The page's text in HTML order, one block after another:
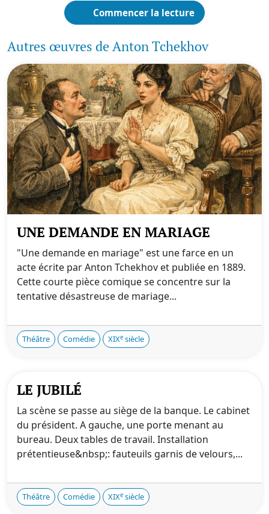
Commencer la lecture
Autres œuvres de Anton Tchekhov
UNE DEMANDE EN MARIAGE
"Une demande en mariage" est une farce en un
acte écrite par Anton Tchekhov et publiée en 1889.
Cette courte pièce comique se concentre sur la
tentative désastreuse de mariage...
Théâtre Comédie XIXe siècle
LE JUBILÉ
La scène se passe au siège de la banque. Le cabinet
du président. A gauche, une porte menant au
bureau. Deux tables de travail. Installation
prétentieuse&nbsp;: fauteuils garnis de velours,...
Théâtre Comédie XIXe siècle